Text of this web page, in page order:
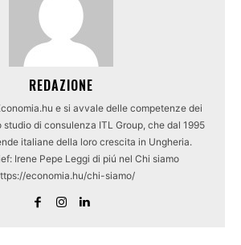
REDAZIONE
e si avvale delle competenze dei
di consulenza ITL Group, che dal 1995
italiane della loro crescita in Ungheria.
Irene Pepe Leggi di piú nel Chi siamo
economia.hu/chi-siamo/